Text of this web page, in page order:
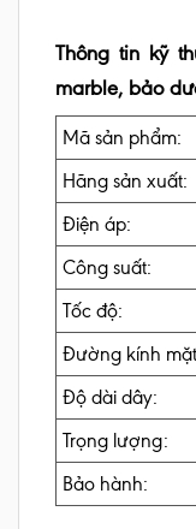
Thông tin kỹ
marble, bảo
Mã sản phẩm:
Hãng sản xuất:
Điện áp:
Công suất:
Tốc độ:
Đường kính
Độ dài dây:
Trọng lượng:
Bảo hành: